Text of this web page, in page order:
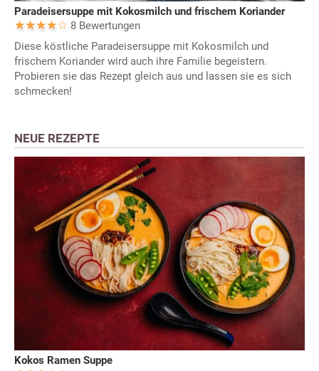
Paradeisersuppe mit Kokosmilch und frischem Koriander
8 Bewertungen
Diese köstliche Paradeisersuppe mit Kokosmilch und
frischem Koriander wird auch ihre Familie begeistern.
Probieren sie das Rezept gleich aus und lassen sie es sich
schmecken!
NEUE REZEPTE
Kokos Ramen Suppe